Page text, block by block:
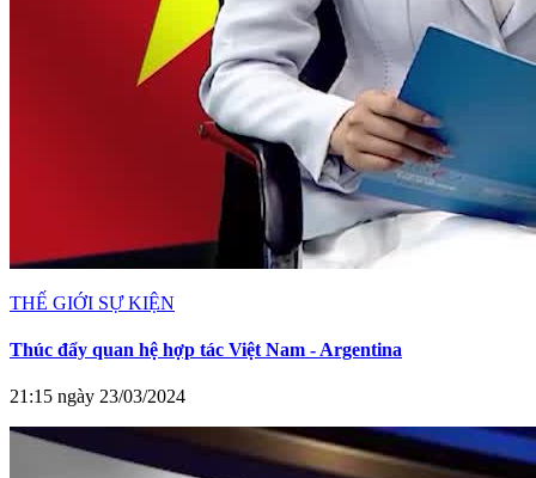
THẾ GIỚI SỰ KIỆN
Thúc đẩy quan hệ hợp tác Việt Nam - Argentina
21:15 ngày 23/03/2024